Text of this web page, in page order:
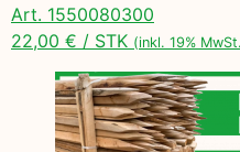
Art. 1550080300
22,00 € / STK (inkl. 19%